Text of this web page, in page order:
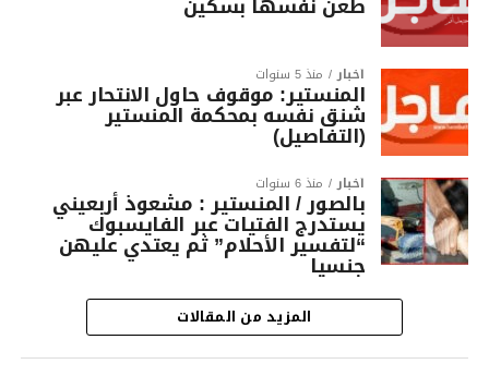
أخبار منذ 5 سنوات
المنستير: موقوف حاول الانتحار عبر
شنق نفسه بمحكمة المنستير
(التفاصيل)
أخبار منذ 6 سنوات
بالصور / المنستير : مشعوذ أربعيني
يستدرج الفتيات عبر الفايسبوك
“لتفسير الأحلام” ثم يعتدي عليهن
جنسيا
المزيد من المقالات